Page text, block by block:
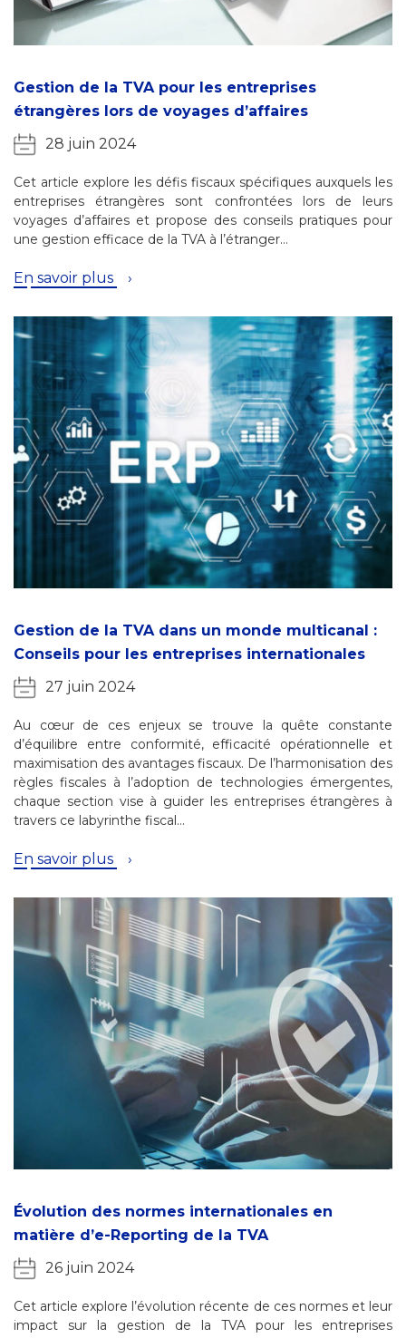
Gestion de la TVA pour les entreprises
étrangères lors de voyages d’affaires
28 juin 2024
Cet article explore les défis fiscaux spécifiques auxquels les
entreprises étrangères sont confrontées lors de leurs
voyages d’affaires et propose des conseils pratiques pour
une gestion efficace de la TVA à l’étranger…
En savoir plus
Gestion de la TVA dans un monde multicanal :
Conseils pour les entreprises internationales
27 juin 2024
Au cœur de ces enjeux se trouve la quête constante
d’équilibre entre conformité, efficacité opérationnelle et
maximisation des avantages fiscaux. De l’harmonisation des
règles fiscales à l’adoption de technologies émergentes,
chaque section vise à guider les entreprises étrangères à
travers ce labyrinthe fiscal…
En savoir plus
Évolution des normes internationales en
matière d’e-Reporting de la TVA
26 juin 2024
Cet article explore l’évolution récente de ces normes et leur
impact sur la gestion de la TVA pour les entreprises